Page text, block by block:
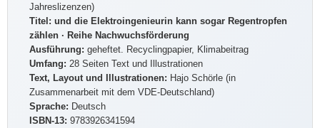
Jahreslizenzen)
Titel: und die Elektroingenieurin kann sogar Regentropfen
zählen · Reihe Nachwuchsförderung
Ausführung: geheftet. Recyclingpapier, Klimabeitrag
Umfang: 28 Seiten Text und Illustrationen
Text, Layout und Illustrationen: Hajo Schörle (in
Zusammenarbeit mit dem VDE-Deutschland)
Sprache: Deutsch
ISBN-13: 9783926341594